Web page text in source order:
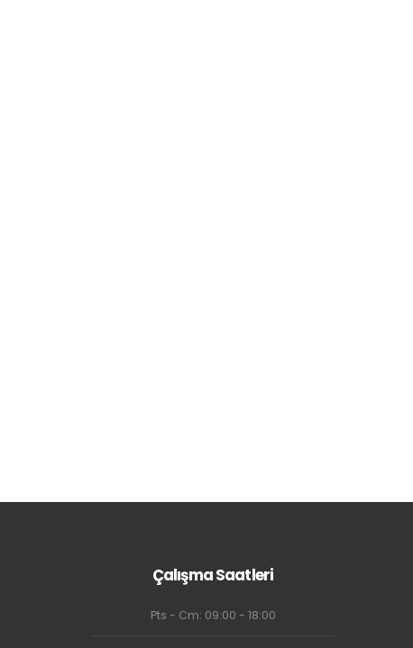
Çalışma Saatleri
Pts - Cm: 09:00 - 18:00